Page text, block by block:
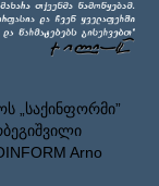
„საქინფორმი”
Arno